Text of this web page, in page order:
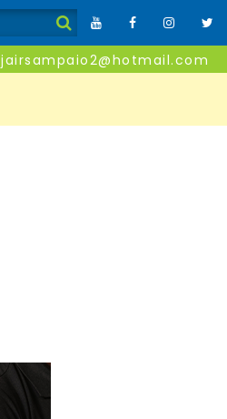
jairsampaio2@hotmail.com